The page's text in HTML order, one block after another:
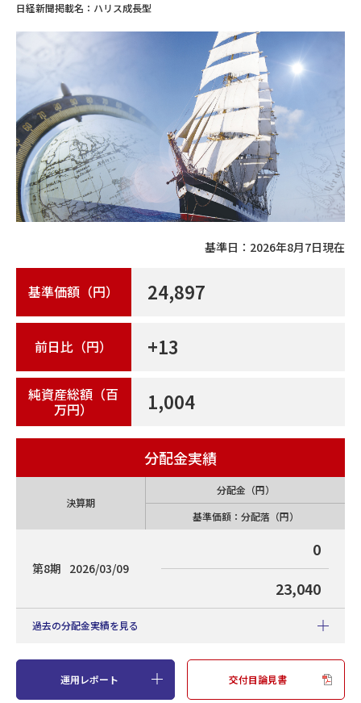
日経新聞掲載名： ハリス成長型
基準日： 2026年8月7日現在
基準価額（円） 24,897
前日比（円） +13
純資産総額（百
万円） 1,004
分配金実績
決算期
分配金（円）
基準価額：分配落（円）
第8期 2026/03/09
0
23,040
過去の分配金実績を見る
設定来分配金累計（円
運用レポート 交付目論見書